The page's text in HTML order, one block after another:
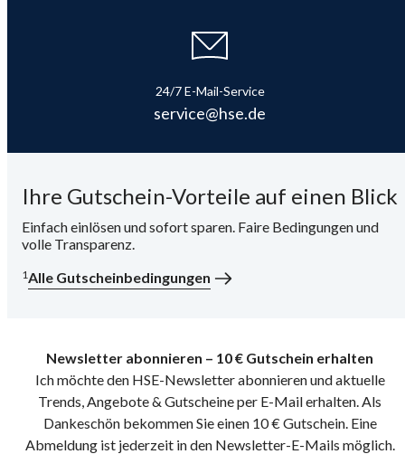
24/7 E-Mail-Service
service@hse.de
Ihre Gutschein-Vorteile auf einen Blick
Einfach einlösen und sofort sparen. Faire Bedingungen und
volle Transparenz.
1Alle Gutscheinbedingungen
Newsletter abonnieren – 10 € Gutschein erhalten
Ich möchte den HSE-Newsletter abonnieren und aktuelle
Trends, Angebote & Gutscheine per E-Mail erhalten. Als
Dankeschön bekommen Sie einen 10 € Gutschein. Eine
Abmeldung ist jederzeit in den Newsletter-E-Mails möglich.